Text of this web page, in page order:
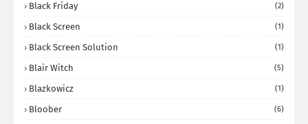
Black Friday (2)
Black Screen (1)
Black Screen Solution (1)
Blair Witch (5)
Blazkowicz (1)
Bloober (6)